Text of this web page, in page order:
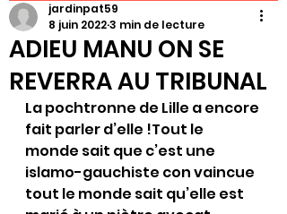
ADIEU MANU ON SE
REVERRA AU TRIBUNAL
jardinpat59
8 juin 20223 min de lecture
La pochtronne de Lille a encore
fait parler d’elle !Tout le
monde sait que c’est une
islamo-gauchiste con vaincue
tout le monde sait qu’elle est